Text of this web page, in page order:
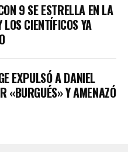
9 SE ESTRELLA EN LA
CIENTÍFICOS YA
EXPULSÓ A DANIEL
«BURGUÉS» Y AMENAZÓ